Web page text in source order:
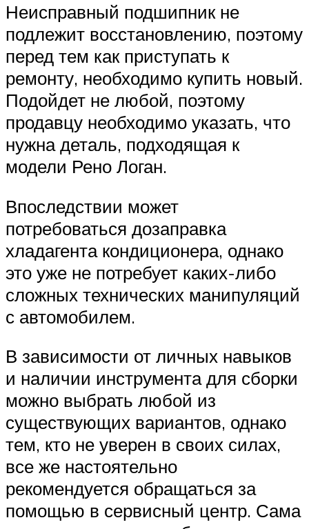
Неисправный подшипник не
подлежит восстановлению, поэтому
перед тем как приступать к
ремонту, необходимо купить новый.
Подойдет не любой, поэтому
продавцу необходимо указать, что
нужна деталь, подходящая к
модели Рено Логан.
Впоследствии может
потребоваться дозаправка
хладагента кондиционера, однако
это уже не потребует каких-либо
сложных технических манипуляций
с автомобилем.
В зависимости от личных навыков
и наличии инструмента для сборки
можно выбрать любой из
существующих вариантов, однако
тем, кто не уверен в своих силах,
все же настоятельно
рекомендуется обращаться за
помощью в сервисный центр. Сама